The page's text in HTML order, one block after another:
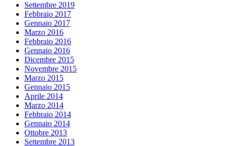
Settembre 2019
Febbraio 2017
Gennaio 2017
Marzo 2016
Febbraio 2016
Gennaio 2016
Dicembre 2015
Novembre 2015
Marzo 2015
Gennaio 2015
Aprile 2014
Marzo 2014
Febbraio 2014
Gennaio 2014
Ottobre 2013
Settembre 2013